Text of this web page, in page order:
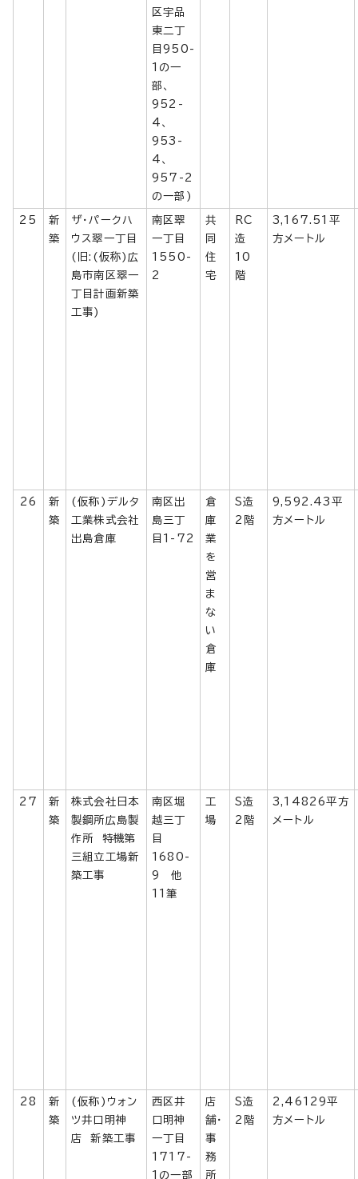
区宇品
東二丁
目950-
1の一
部、
952-
4、
953-
4、
957-2
の一部)
25
新
築
ザ・パークハ
ウス翠一丁目
(旧:(仮称)広
島市南区翠一
丁目計画新築
工事)
南区翠
一丁目
1550-
2
共
同
住
宅
RC
造
10
階
3,167.51平
方メートル
26
新
築
(仮称)デルタ
工業株式会社
出島倉庫
南区出
島三丁
目1-72
倉
庫
業
を
営
ま
な
い
倉
庫
S造
2階
9,592.43平
方メートル
27
新
築
株式会社日本
製鋼所広島製
作所 特機第
三組立工場新
築工事
南区堀
越三丁
目
1680-
9 他
11筆
工
場
S造
2階
3,14826平方
メートル
28
新
築
(仮称)ウォン
ツ井口明神
店 新築工事
西区井
口明神
一丁目
1717-
1の一部
店
舗・
事
務
所
S造
2階
2,46129平
方メートル